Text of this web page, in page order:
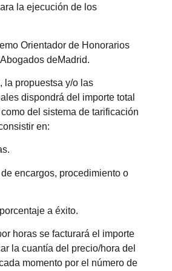
la ejecución de los
Orientador de Honorarios
deMadrid.
la propuestsa y/o las
dispondrá del importe total
del sistema de tarificación
en:
encargos, procedimiento o
a éxito.
horas se facturará el importe
la cuantía del precio/hora del
momento por el número de